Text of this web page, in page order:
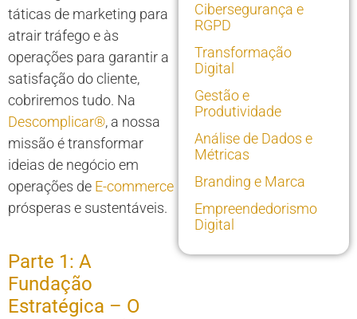
táticas de marketing para
atrair tráfego e às
operações para garantir a
satisfação do cliente,
cobriremos tudo. Na
Descomplicar®, a nossa
missão é transformar
ideias de negócio em
operações de E-commerce
prósperas e sustentáveis.
Parte 1: A
Fundação
Estratégica – O
Cibersegurança e
RGPD
Transformação
Digital
Gestão e
Produtividade
Análise de Dados e
Métricas
Branding e Marca
Empreendedorismo
Digital